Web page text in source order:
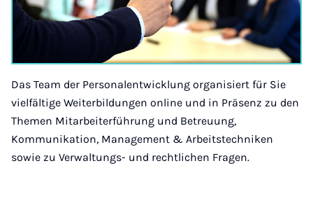
Das Team der Personalentwicklung organisiert für Sie
vielfältige Weiterbildungen online und in Präsenz zu den
Themen Mitarbeiterführung und Betreuung,
Kommunikation, Management & Arbeitstechniken
sowie zu Verwaltungs- und rechtlichen Fragen.